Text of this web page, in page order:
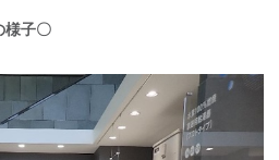
様子〇